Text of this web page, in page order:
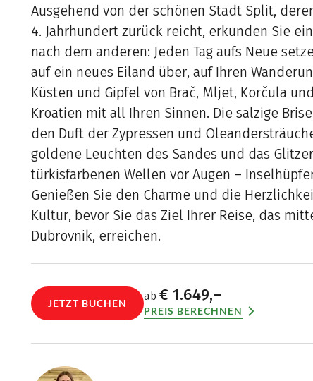
Ausgehend von der schönen Stadt Split,
4. Jahrhundert zurück reicht, erkunden Sie
nach dem anderen: Jeden Tag aufs Neue
auf ein neues Eiland über, auf Ihren
Küsten und Gipfel von Brač, Mljet, Korčula
Kroatien mit all Ihren Sinnen. Die salzige
den Duft der Zypressen und
goldene Leuchten des Sandes und das
türkisfarbenen Wellen vor Augen –
Genießen Sie den Charme und die
Kultur, bevor Sie das Ziel Ihrer Reise, das
Dubrovnik, erreichen.
JETZT BUCHEN
ab € 1.649,–
PREIS BERECHNEN